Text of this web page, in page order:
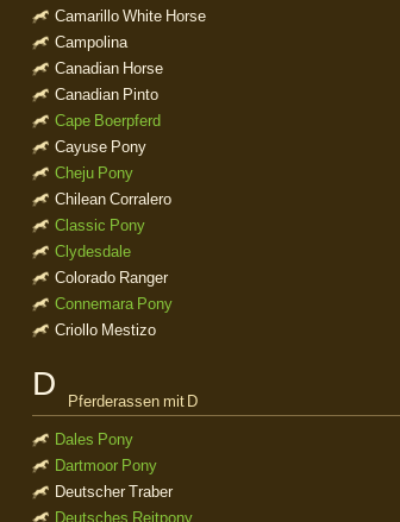
Camarillo White Horse
Campolina
Canadian Horse
Canadian Pinto
Cape Boerpferd
Cayuse Pony
Cheju Pony
Chilean Corralero
Classic Pony
Clydesdale
Colorado Ranger
Connemara Pony
Criollo Mestizo
D Pferderassen mit D
Dales Pony
Dartmoor Pony
Deutscher Traber
Deutsches Reitpony